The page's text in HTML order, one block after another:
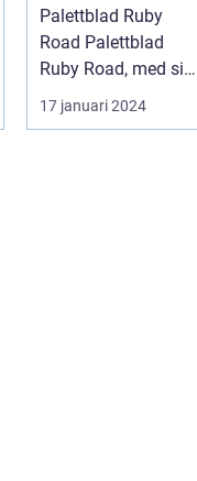
Palettblad Ruby
Road Palettblad
Ruby Road, med sitt
slående utseende
och färgsprakan...
17 januari 2024